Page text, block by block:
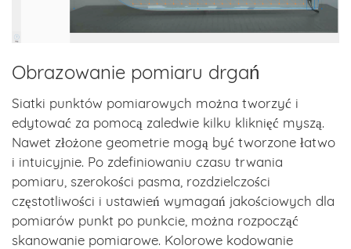
Obrazowanie pomiaru drgań
Siatki punktów pomiarowych można tworzyć i
edytować za pomocą zaledwie kilku kliknięć myszą.
Nawet złożone geometrie mogą być tworzone łatwo
i intuicyjnie. Po zdefiniowaniu czasu trwania
pomiaru, szerokości pasma, rozdzielczości
częstotliwości i ustawień wymagań jakościowych dla
pomiarów punkt po punkcie, można rozpocząć
skanowanie pomiarowe. Kolorowe kodowanie